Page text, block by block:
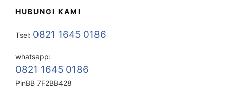
HUBUNGI KAMI
Tsel: 0821 1645 0186
whatsapp:
0821 1645 0186
PinBB 7F2BB428